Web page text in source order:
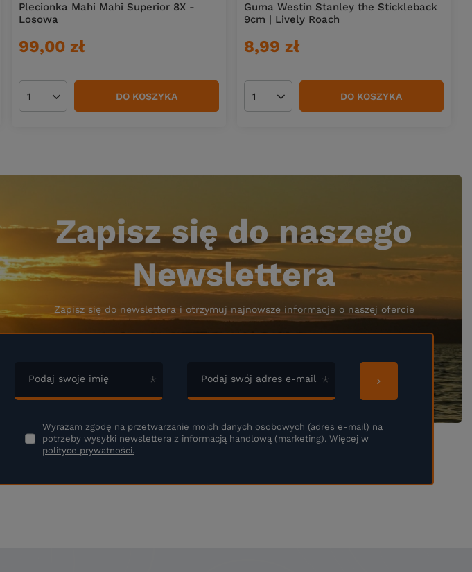
Plecionka Mahi Mahi Superior 8X -
Losowa
99,00 zł
Ilość produktów DO KOSZYKA
Guma Westin Stanley the Stickleback
9cm | Lively Roach
8,99 zł
Ilość produktów DO KOSZYKA
Zapisz się do naszego
Newslettera
Zapisz się do newslettera i otrzymuj najnowsze informacje o naszej ofercie
Podaj swoje imię Podaj swój adres e-mail
Wyrażam zgodę na przetwarzanie moich danych osobowych (adres e-mail) na
potrzeby wysyłki newslettera z informacją handlową (marketing). Więcej w
polityce prywatności.